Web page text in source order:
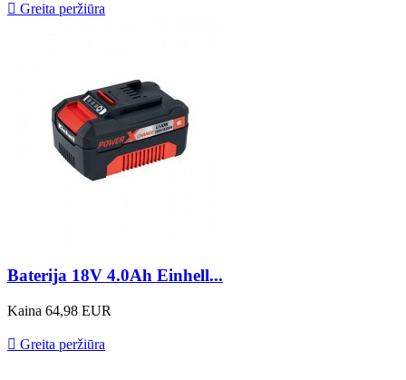
 Greita peržiūra
Baterija 18V 4.0Ah Einhell...
Kaina 64,98 EUR
 Greita peržiūra